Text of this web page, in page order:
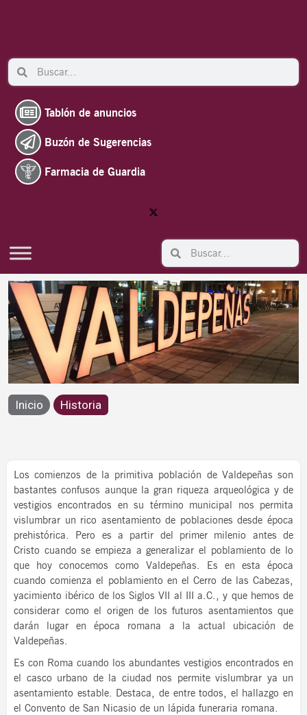
Search Search
Tablón de anuncios
Buzón de Sugerencias
Farmacia de Guardia
Search Search
Historia
Inicio Historia
Los comienzos de la primitiva población de Valdepeñas son
bastantes confusos aunque la gran riqueza arqueológica y de
vestigios encontrados en su término municipal nos permita
vislumbrar un rico asentamiento de poblaciones desde época
prehistórica. Pero es a partir del primer milenio antes de
Cristo cuando se empieza a generalizar el poblamiento de lo
que hoy conocemos como Valdepeñas. Es en esta época
cuando comienza el poblamiento en el Cerro de las Cabezas,
yacimiento ibérico de los Siglos VII al III a.C., y que hemos de
considerar como el origen de los futuros asentamientos que
darán lugar en época romana a la actual ubicación de
Valdepeñas.
Es con Roma cuando los abundantes vestigios encontrados en
el casco urbano de la ciudad nos permite vislumbrar ya un
asentamiento estable. Destaca, de entre todos, el hallazgo en
el Convento de San Nicasio de un lápida funeraria romana.